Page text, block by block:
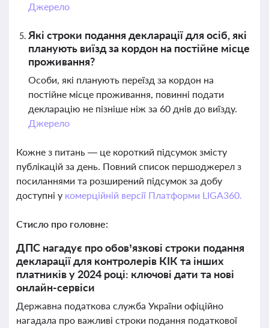
Джерело
Які строки подання декларації для осіб, які
планують виїзд за кордон на постійне місце
проживання?
Особи, які планують переїзд за кордон на
постійне місце проживання, повинні подати
декларацію не пізніше ніж за 60 днів до виїзду.
Джерело
Кожне з питань — це короткий підсумок змісту
публікацій за день. Повний список першоджерел з
посиланнями та розширений підсумок за добу
доступні у комерційній версії Платформи LIGA360.
Стисло про головне:
ДПС нагадує про обов’язкові строки подання
декларації для контролерів КІК та інших
платників у 2024 році: ключові дати та нові
онлайн-сервіси
Державна податкова служба України офіційно
нагадала про важливі строки подання податкової